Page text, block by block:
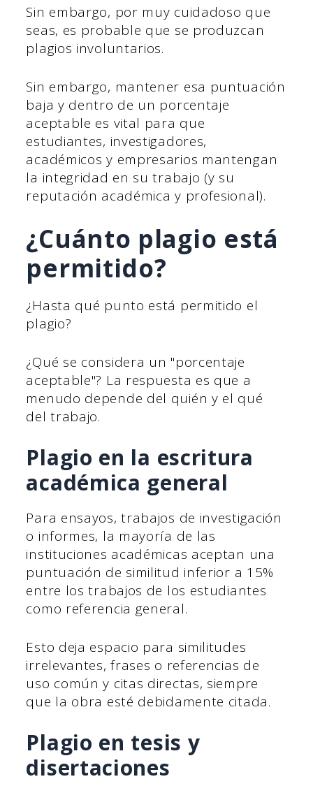
Sin embargo, por muy cuidadoso que
seas, es probable que se produzcan
plagios involuntarios.
Sin embargo, mantener esa puntuación
baja y dentro de un porcentaje
aceptable es vital para que
estudiantes, investigadores,
académicos y empresarios mantengan
la integridad en su trabajo (y su
reputación académica y profesional).
¿Cuánto plagio está
permitido?
¿Hasta qué punto está permitido el
plagio?
¿Qué se considera un "porcentaje
aceptable"? La respuesta es que a
menudo depende del quién y el qué
del trabajo.
Plagio en la escritura
académica general
Para ensayos, trabajos de investigación
o informes, la mayoría de las
instituciones académicas aceptan una
puntuación de similitud inferior a 15%
entre los trabajos de los estudiantes
como referencia general.
Esto deja espacio para similitudes
irrelevantes, frases o referencias de
uso común y citas directas, siempre
que la obra esté debidamente citada.
Plagio en tesis y
disertaciones